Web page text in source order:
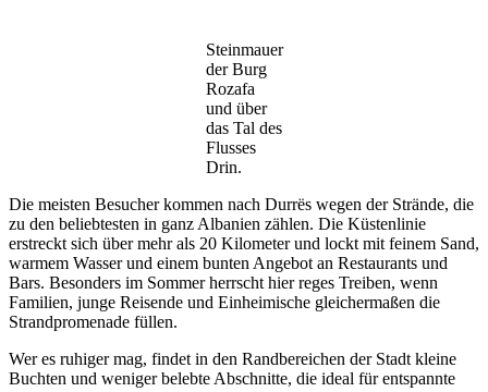
Steinmauer
der Burg
Rozafa
und über
das Tal des
Flusses
Drin.
Die meisten Besucher kommen nach Durrës wegen der Strände, die
zu den beliebtesten in ganz Albanien zählen. Die Küstenlinie
erstreckt sich über mehr als 20 Kilometer und lockt mit feinem Sand,
warmem Wasser und einem bunten Angebot an Restaurants und
Bars. Besonders im Sommer herrscht hier reges Treiben, wenn
Familien, junge Reisende und Einheimische gleichermaßen die
Strandpromenade füllen.
Wer es ruhiger mag, findet in den Randbereichen der Stadt kleine
Buchten und weniger belebte Abschnitte, die ideal für entspannte